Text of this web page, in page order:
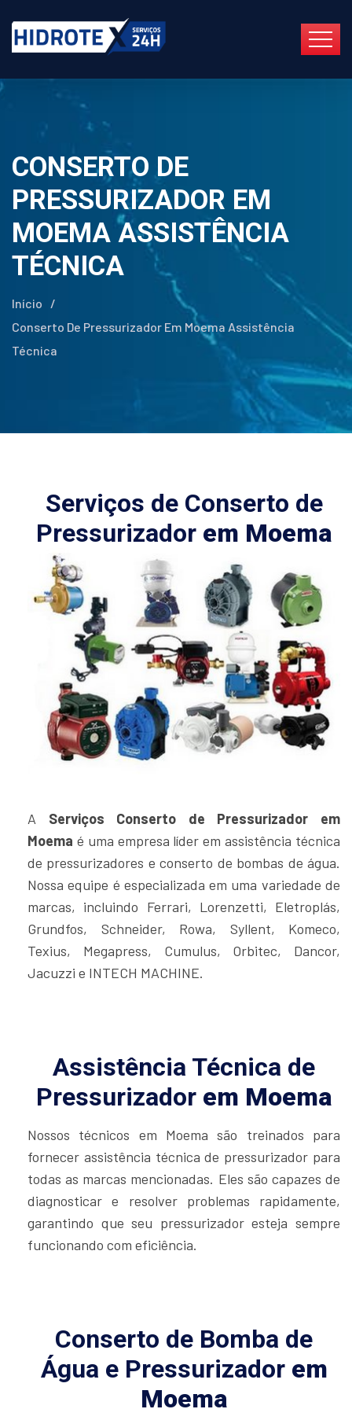
CONSERTO DE
PRESSURIZADOR EM
MOEMA ASSISTÊNCIA
TÉCNICA
Início
/
Conserto De Pressurizador Em Moema Assistência
Técnica
Serviços de Conserto de
Pressurizador em Moema
A Serviços Conserto de Pressurizador em
Moema é uma empresa líder em assistência técnica
de pressurizadores e conserto de bombas de água.
Nossa equipe é especializada em uma variedade de
marcas, incluindo Ferrari, Lorenzetti, Eletroplás,
Grundfos, Schneider, Rowa, Syllent, Komeco,
Texius, Megapress, Cumulus, Orbitec, Dancor,
Jacuzzi e INTECH MACHINE.
Assistência Técnica de
Pressurizador em Moema
Nossos técnicos em Moema são treinados para
fornecer assistência técnica de pressurizador para
todas as marcas mencionadas. Eles são capazes de
diagnosticar e resolver problemas rapidamente,
garantindo que seu pressurizador esteja sempre
funcionando com eficiência.
Conserto de Bomba de
Água e Pressurizador em
Moema